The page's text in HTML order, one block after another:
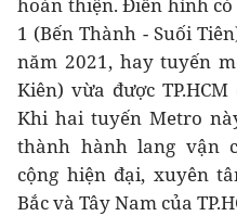
1 (Bến Thành - Suối
năm 2021, hay tuyến
Kiên) vừa được
Khi hai tuyến Metro
thành hành lang vận
cộng hiện đại, xuyên
Bắc và Tây Nam của